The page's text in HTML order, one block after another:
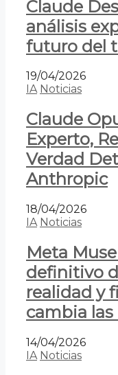
Claude
análisis
futuro del
19/04/2026
IA Noticias
Claude
Experto,
Verdad
Anthropic
18/04/2026
IA Noticias
Meta
definitivo
realidad y
cambia
14/04/2026
IA Noticias